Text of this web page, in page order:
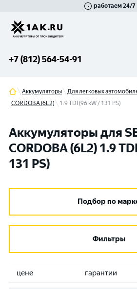
работаем 24/7
+7 (812) 564-54-91
Аккумуляторы Для легковых
CORDOBA (6L2)
1.9 TDI (96 kW / 131 PS)
Аккумуляторы для
CORDOBA (6L2) 1.9
131 PS)
Подбор по
Фильтры
цене гарантии
Гатчина